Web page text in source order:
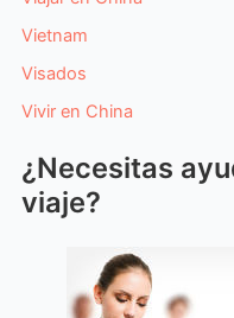
Vietnam
Visados
Vivir en China
¿Necesitas
viaje?